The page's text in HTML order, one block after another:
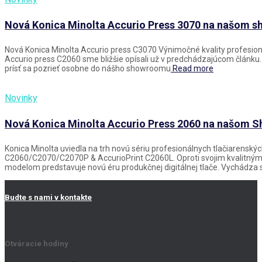
Nová Konica Minolta Accurio Press 3070 na našom
Nová Konica Minolta Accurio press C3070 Výnimočné kvality
Accurio press C2060 sme bližšie opísali už v predchádzajúcom
prísť sa pozrieť osobne do nášho showroomu Read more
Novinky
Nová Konica Minolta Accurio Press 2060 na našom
Konica Minolta uviedla na trh novú sériu profesionálnych
C2060/C2070/C2070P & AccurioPrint C2060L. Oproti svojim
modelom predstavuje novú éru produkčnej digitálnej tlače. Vychádza
Budte s nami v kontakte
Otváracie hodiny